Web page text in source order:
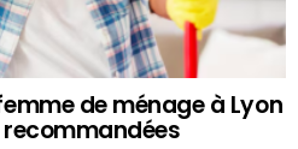
de ménage à Lyon
recommandées